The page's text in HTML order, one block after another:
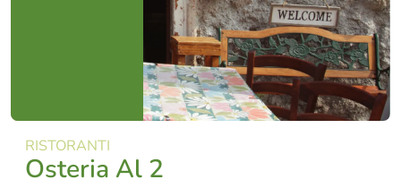
RISTORANTI
Osteria Al 2